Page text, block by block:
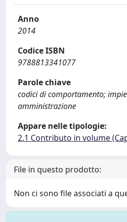
Anno
2014
Codice ISBN
9788813341077
Parole chiave
codici di comportamento;
amministrazione
Appare nelle tipologie:
2.1 Contributo in volume
File in questo prodotto:
Non ci sono file associati a